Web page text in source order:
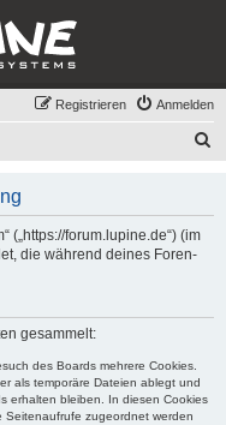
Anmelden
Registrieren
(„https://forum.lupine.de“) (im
die während deines Foren-
gesammelt:
des Boards mehrere Cookies.
als temporäre Dateien ablegt und
erhalten bleiben. In diesen Cookies
Seitenaufrufe zugeordnet werden